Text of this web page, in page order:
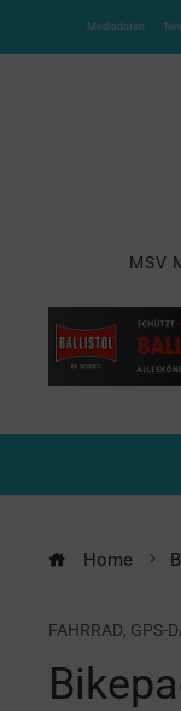
Mediadaten
MSV
Home
FAHRRAD, GPS-